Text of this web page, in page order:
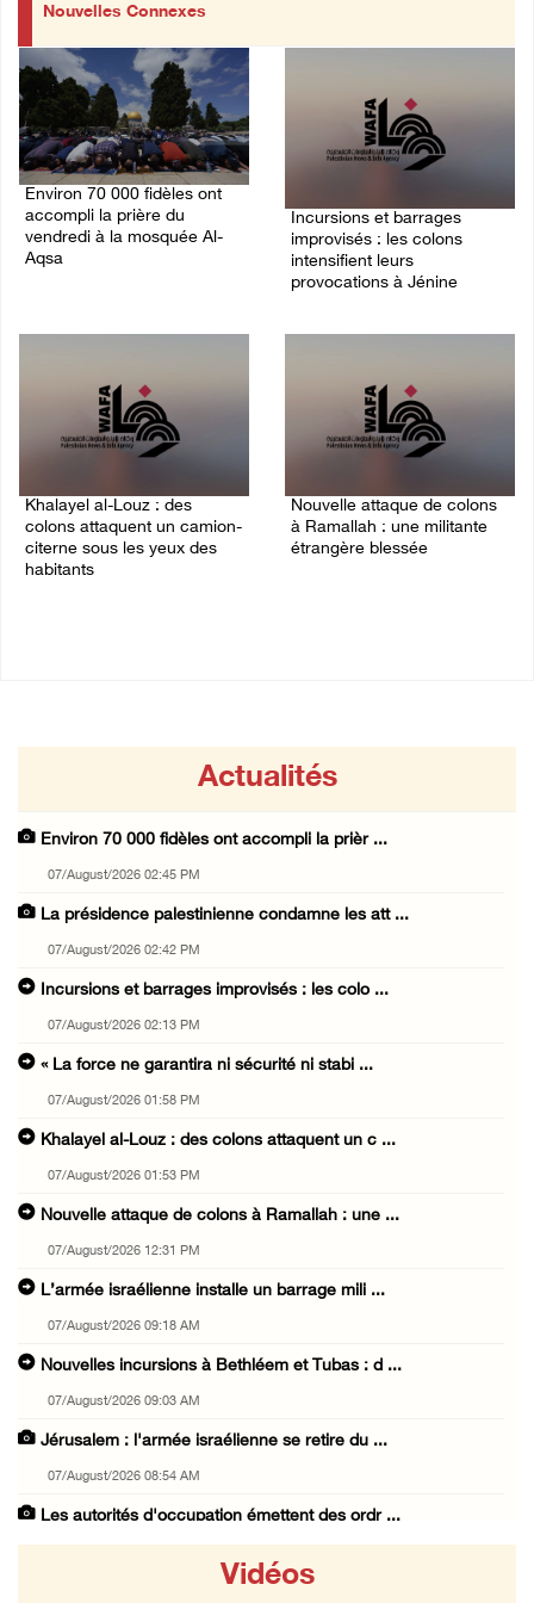
Nouvelles Connexes
Environ 70 000 fidèles ont
accompli la prière du
vendredi à la mosquée Al-
Aqsa
Incursions et barrages
improvisés : les colons
intensifient leurs
provocations à Jénine
Khalayel al-Louz : des
colons attaquent un camion-
citerne sous les yeux des
habitants
Nouvelle attaque de colons
à Ramallah : une militante
étrangère blessée
Actualités
Environ 70 000 fidèles ont accompli la prièr ...
07/August/2026 02:45 PM
La présidence palestinienne condamne les att ...
07/August/2026 02:42 PM
Incursions et barrages improvisés : les colo ...
07/August/2026 02:13 PM
« La force ne garantira ni sécurité ni stabi ...
07/August/2026 01:58 PM
Khalayel al-Louz : des colons attaquent un c ...
07/August/2026 01:53 PM
Nouvelle attaque de colons à Ramallah : une ...
07/August/2026 12:31 PM
L’armée israélienne installe un barrage mili ...
07/August/2026 09:18 AM
Nouvelles incursions à Bethléem et Tubas : d ...
07/August/2026 09:03 AM
Jérusalem : l'armée israélienne se retire du ...
07/August/2026 08:54 AM
Les autorités d'occupation émettent des ordr ...
Vidéos